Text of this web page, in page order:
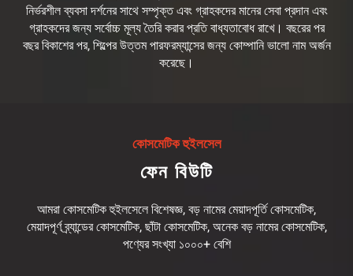
নির্ভরশীল ব্যবসা দর্শনের সাথে সম্পৃক্ত এবং গ্রাহকদের মানের সেবা প্রদান এবং
গ্রাহকদের জন্য সর্বোচ্চ মূল্য তৈরি করার প্রতি বাধ্যতাবোধ রাখে। বছরের পর
বছর বিকাশের পর, শিল্পের উত্তম পারফরম্যান্সের জন্য কোম্পানি ভালো নাম অর্জন
করেছে।
কোসমেটিক হুইলসেল
ফেন বিউটি
আমরা কোসমেটিক হুইলসেলে বিশেষজ্ঞ, বড় নামের মেয়াদপূর্তি কোসমেটিক,
মেয়াদপূর্ণ ব্র্যান্ডের কোসমেটিক, ছাঁটা কোসমেটিক, অনেক বড় নামের কোসমেটিক,
পণ্যের সংখ্যা ১০০০+ বেশি